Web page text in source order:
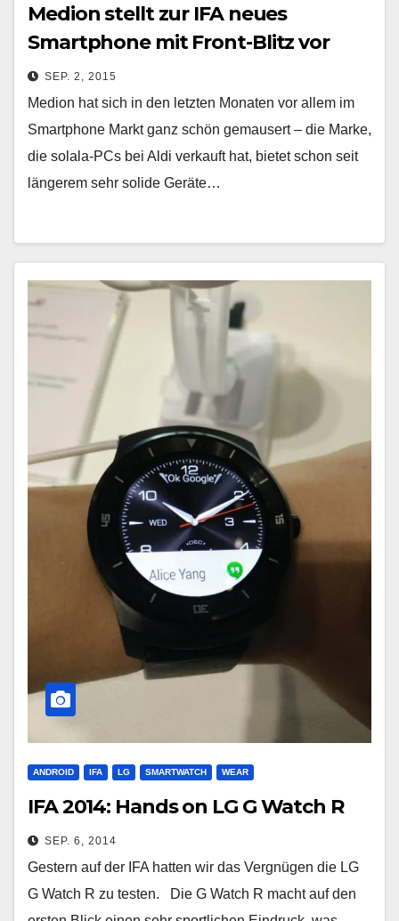
Medion stellt zur IFA neues
Smartphone mit Front-Blitz vor
SEP. 2, 2015
Medion hat sich in den letzten Monaten vor allem im
Smartphone Markt ganz schön gemausert – die Marke,
die solala-PCs bei Aldi verkauft hat, bietet schon seit
längerem sehr solide Geräte…
ANDROID IFA LG SMARTWATCH WEAR
IFA 2014: Hands on LG G Watch R
SEP. 6, 2014
Gestern auf der IFA hatten wir das Vergnügen die LG
G Watch R zu testen. Die G Watch R macht auf den